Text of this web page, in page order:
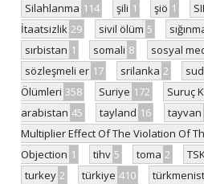
Silahlanma 114 şili 1 şiö 1
İtaatsizlik 29 sivil ölüm 5
sırbistan 1 somali 8 sosyal
sözleşmeli er 17 srilanka 2
Ölümleri 358 Suriye 172 Suruç
arabistan 45 tayland 16 tayvan
Multiplier Effect Of The Violation Of
Objection 1 tihv 5 toma 2
turkey 2 türkiye 410